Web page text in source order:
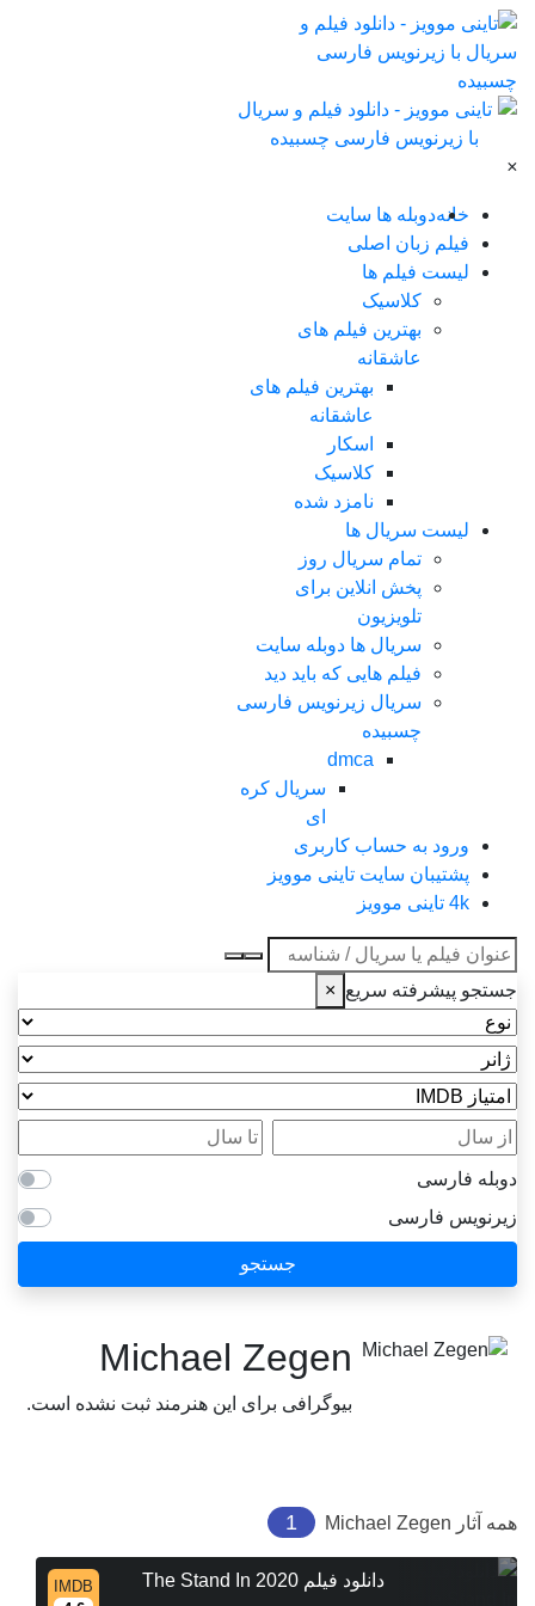
×
خانهدوبله ها سایت
فیلم زبان اصلی
لیست فیلم ها
کلاسیک
بهترین فیلم های
عاشقانه
بهترین فیلم های
عاشقانه
اسکار
کلاسیک
نامزد شده
لیست سریال ها
تمام سریال روز
پخش انلاین برای
تلویزیون
سریال ها دوبله سایت
فیلم هایی که باید دید
سریال زیرنویس فارسی
چسبیده
dmca
سریال کره
ای
ورود به حساب کاربری
پشتیبان سایت تاینی موویز
4k تاینی موویز
عنوان جستجو
جستجو پیشرفته سریع ×
نوع
ژانر
امتیاز IMDB
از سال
تا سال
دوبله فارسی
زیرنویس فارسی
جستجو
Michael Zegen
بیوگرافی برای این هنرمند ثبت نشده است.
همه آثار Michael Zegen
1
دانلود فیلم The Stand In 2020
IMDB